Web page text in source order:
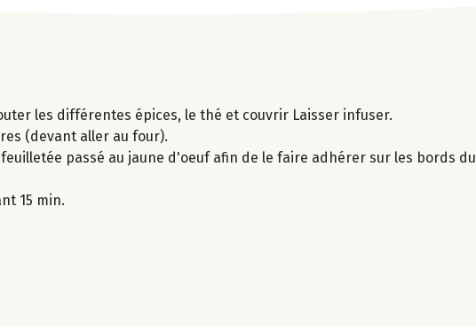
les différentes épices, le thé et couvrir Laisser infuser.
(devant aller au four).
passé au jaune d'oeuf afin de le faire adhérer sur les bords du
15 min.